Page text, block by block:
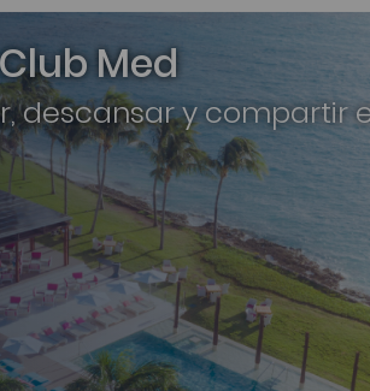
Med
descansar y compartir